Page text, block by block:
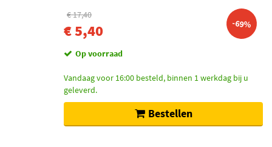
Remschijftype
Massief (257)
Buiten geventileerd (32)
Geperforeerd/interne ventilatie (2)
€ 17,40
€ 5,40 -69%
Op voorraad
Vandaag voor 16:00 besteld, binnen 1 werkdag bij u
geleverd.
Bestellen